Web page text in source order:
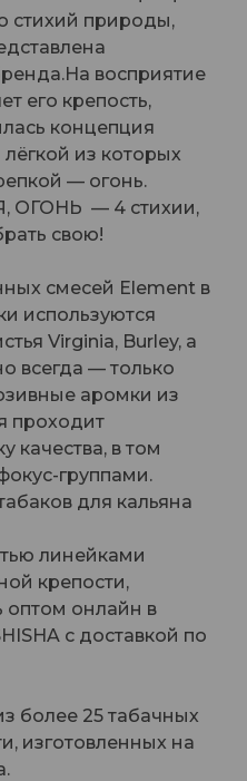
стихий природы,
восприятие
его крепость,
концепция
из которых
— огонь.
ОГОНЬ — 4 стихии,
свою!
смесей Element в
используются
Virginia, Burley, а
всегда — только
аромки из
проходит
качества, в том
группами.
для кальяна
линейками
крепости,
оптом онлайн в
с доставкой по
более 25 табачных
изготовленных на